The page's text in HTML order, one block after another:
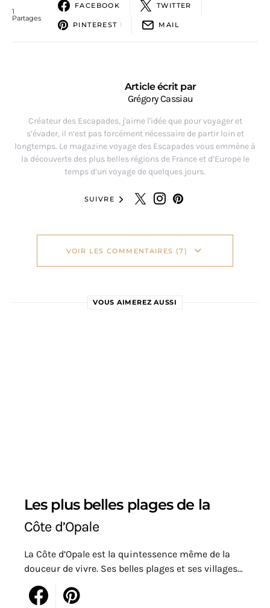
1
Partages
FACEBOOK TWITTER
PINTEREST 1 MAIL
Article écrit par
Grégory Cassiau
Créateur des Escapades, j'aime l'idée que pour voyager et
s’évader, il n’est pas forcément nécessaire de partir loin et
longtemps. Le magazine voyage des Escapades vous emmène à
la découverte des plus belles régions de France et d’Europe le
temps d’un voyage de quelques jours.
SUIVRE
VOIR LES COMMENTAIRES (7)
VOUS AIMEREZ AUSSI
Les plus belles plages de la
Côte d’Opale
La Côte d’Opale est la quintessence même de la
douceur de vivre. Ses belles plages et ses villages…